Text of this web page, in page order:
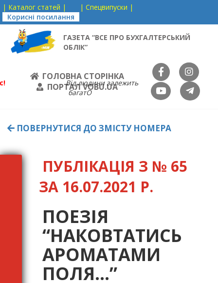
| Каталог статей |
| Спецвипуски |
Корисні посилання
ГАЗЕТА “ВСЕ ПРО БУХГАЛТЕРСЬКИЙ
ОБЛІК”
ГОЛОВНА СТОРІНКА
ПОРТАЛ VOBU.UA
Від людини залежить
багатО
ПОВЕРНУТИСЯ ДО ЗМІСТУ НОМЕРА
ПУБЛІКАЦІЯ З № 65
ЗА 16.07.2021 Р.
ПОЕЗІЯ
“НАКОВТАТИСЬ
АРОМАТАМИ
ПОЛЯ…”